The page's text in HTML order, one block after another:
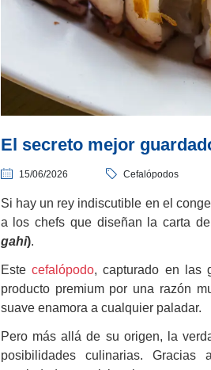
El secreto mejor
15/06/2026 Cefalópodos
Si hay un rey indiscutible en el
a los chefs que diseñan la carta
gahi).
Estecefalópodo, capturado en las
producto premium por una razón
suave enamora a cualquier paladar.
Pero más allá de su origen, la
posibilidades culinarias.